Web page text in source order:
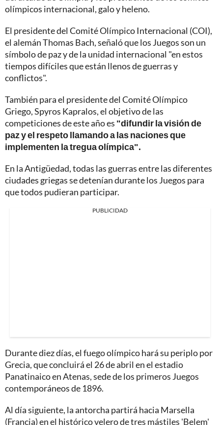
olímpicos internacional, galo y heleno.
El presidente del Comité Olímpico Internacional (COI),
el alemán Thomas Bach, señaló que los Juegos son un
símbolo de paz y de la unidad internacional "en estos
tiempos difíciles que están llenos de guerras y
conflictos".
También para el presidente del Comité Olímpico
Griego, Spyros Kapralos, el objetivo de las
competiciones de este año es "difundir la visión de
paz y el respeto llamando a las naciones que
implementen la tregua olímpica".
En la Antigüedad, todas las guerras entre las diferentes
ciudades griegas se detenían durante los Juegos para
que todos pudieran participar.
PUBLICIDAD
Durante diez días, el fuego olímpico hará su periplo por
Grecia, que concluirá el 26 de abril en el estadio
Panatinaico en Atenas, sede de los primeros Juegos
contemporáneos de 1896.
Al día siguiente, la antorcha partirá hacia Marsella
(Francia) en el histórico velero de tres mástiles 'Belem'